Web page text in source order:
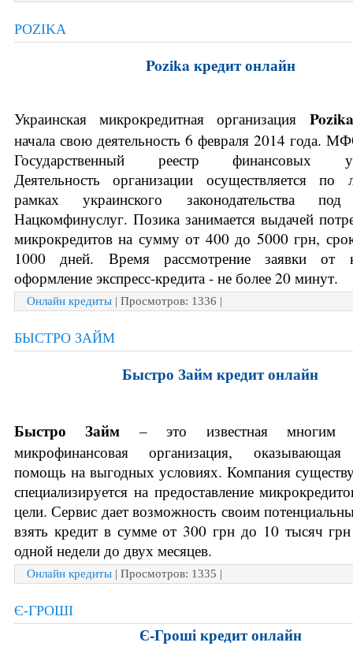
POZIKA
Pozika кредит онлайн
Украинская микрокредитная организация
начала свою деятельность 6 февраля 2014 года.
Государственный реестр финансовых
Деятельность организации осуществляется по
рамках украинского законодательства
Нацкомфинуслуг. Позика занимается выдачей
микрокредитов на сумму от 400 до 5000 грн,
1000 дней. Время рассмотрение заявки от
оформление экспресс-кредита - не более 20 минут.
Онлайн кредиты | Просмотров: 1336 |
БЫСТРО ЗАЙМ
Быстро Займ кредит онлайн
Быстро Займ – это известная многим
микрофинансовая организация,
помощь на выгодных условиях. Компания
специализируется на предоставление
цели. Сервис дает возможность своим
взять кредит в сумме от 300 грн до 10 тысяч
одной недели до двух месяцев.
Онлайн кредиты | Просмотров: 1335 |
Є-ГРОШІ
Є-Гроші кредит онлайн